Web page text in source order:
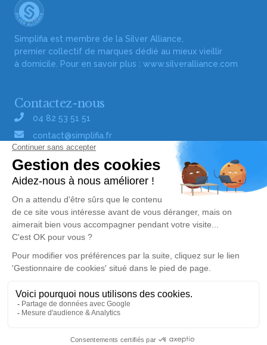
Alerte décès 57
Simplifia est membre de la Silver Alliance,
premier collectif de marques dédié au mieux vieillir
à domicile. Pour en savoir plus : www.silveralliance.com
Contactez-nous
04 82 53 51 51
contact@simplifia.fr
Réseaux sociaux
Liens utiles
Publier un avis de décès
Signaler un abus/une erreur
Consultez nos offres d'emploi
Politique de traitement des données
Mentions légales